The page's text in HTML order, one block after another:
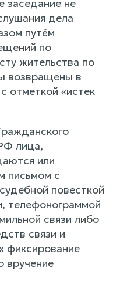
заседание не
дела
путём
по
жительства по
возвращены в
отметкой «истек
лица,
или
письмом с
повесткой
телефонограммой
связи либо
связи и
фиксирование
вручение